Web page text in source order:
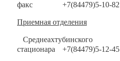
факс
+7(84479)5-10-82
Приемная отделения
Среднеахтубинского
стационара
+7(84479)5-12-45